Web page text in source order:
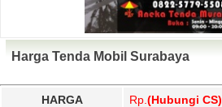
Harga Tenda Mobil Surabaya
HARGA Rp. (Hubungi CS)